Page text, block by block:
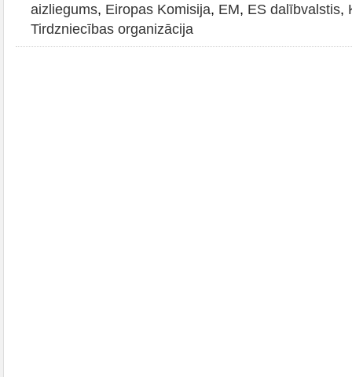
aizliegums, Eiropas Komisija, EM, ES dalībvalstis,
Tirdzniecības organizācija